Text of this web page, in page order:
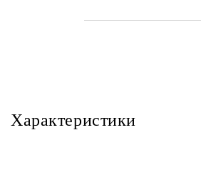
Характеристики